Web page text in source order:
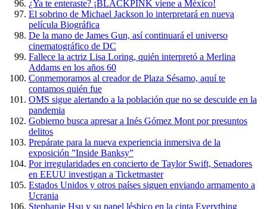
¿Ya te enteraste? ¡BLACKPINK viene a México!
El sobrino de Michael Jackson lo interpretará en nueva
película Biográfica
De la mano de James Gun, así continuará el universo
cinematográfico de DC
Fallece la actriz Lisa Loring, quién interpretó a Merlina
Addams en los años 60
Conmemoramos al creador de Plaza Sésamo, aquí te
contamos quién fue
OMS sigue alertando a la población que no se descuide en la
pandemia
Gobierno busca apresar a Inés Gómez Mont por presuntos
delitos
Prepárate para la nueva experiencia inmersiva de la
exposición ”Inside Banksy”
Por irregularidades en concierto de Taylor Swift, Senadores
en EEUU investigan a Ticketmaster
Estados Unidos y otros países siguen enviando armamento a
Ucrania
Stephanie Hsu y su papel lésbico en la cinta Everything